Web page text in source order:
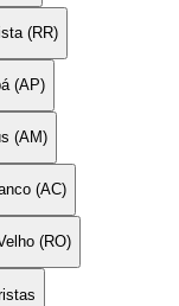
(RR)
(AP)
(AM)
(AC)
(RO)